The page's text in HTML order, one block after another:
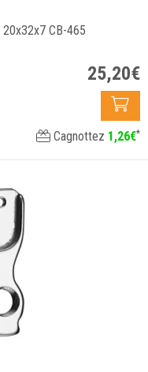
CB-465
25,20€
Cagnottez 1,26€*